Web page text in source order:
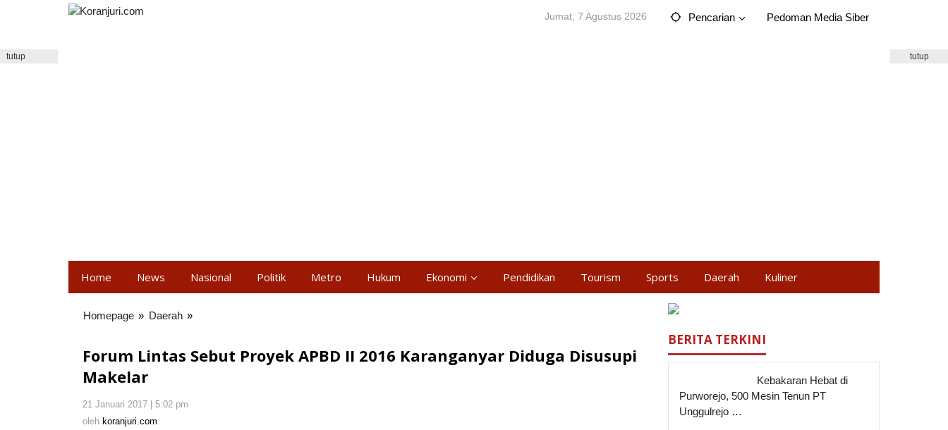
Jumat, 7 Agustus 2026 Pencarian Pedoman Media Siber
Home News Nasional Politik Metro Hukum Ekonomi Pendidikan Tourism Sports Daerah Kuliner
tutup tutup
Homepage » Daerah »
Proyek
Forum Lintas Sebut Proyek APBD II 2016 Karanganyar Diduga Disusupi
Makelar
21 Januari 2017 | 5:02 pm
oleh koranjuri.com
BERITA TERKINI
Kebakaran Hebat di
Purworejo, 500 Mesin Tenun PT
Unggulrejo …